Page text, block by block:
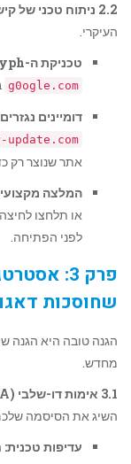
2.2 ניתוח טכני של קישורים (URL Analysis)
העיקרי.
טכניקת ה-Homoglyph:
g0ogle.com
דומיינים
אתר שנוצר רק
המלצה
או תלחצו
לפני הפתיחה.
פרק 3:
שחוסכות
הגנה טובה היא הגנה
מחדש.
3.1 אימות דו-שלבי (2FA/MFA) – קו ההגנה האחרון
השיג את הסיסמה
עדיפות טכנית: